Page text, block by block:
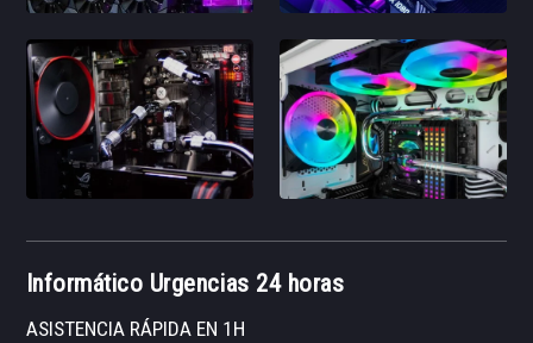
Informático Urgencias 24 horas
ASISTENCIA RÁPIDA EN 1H